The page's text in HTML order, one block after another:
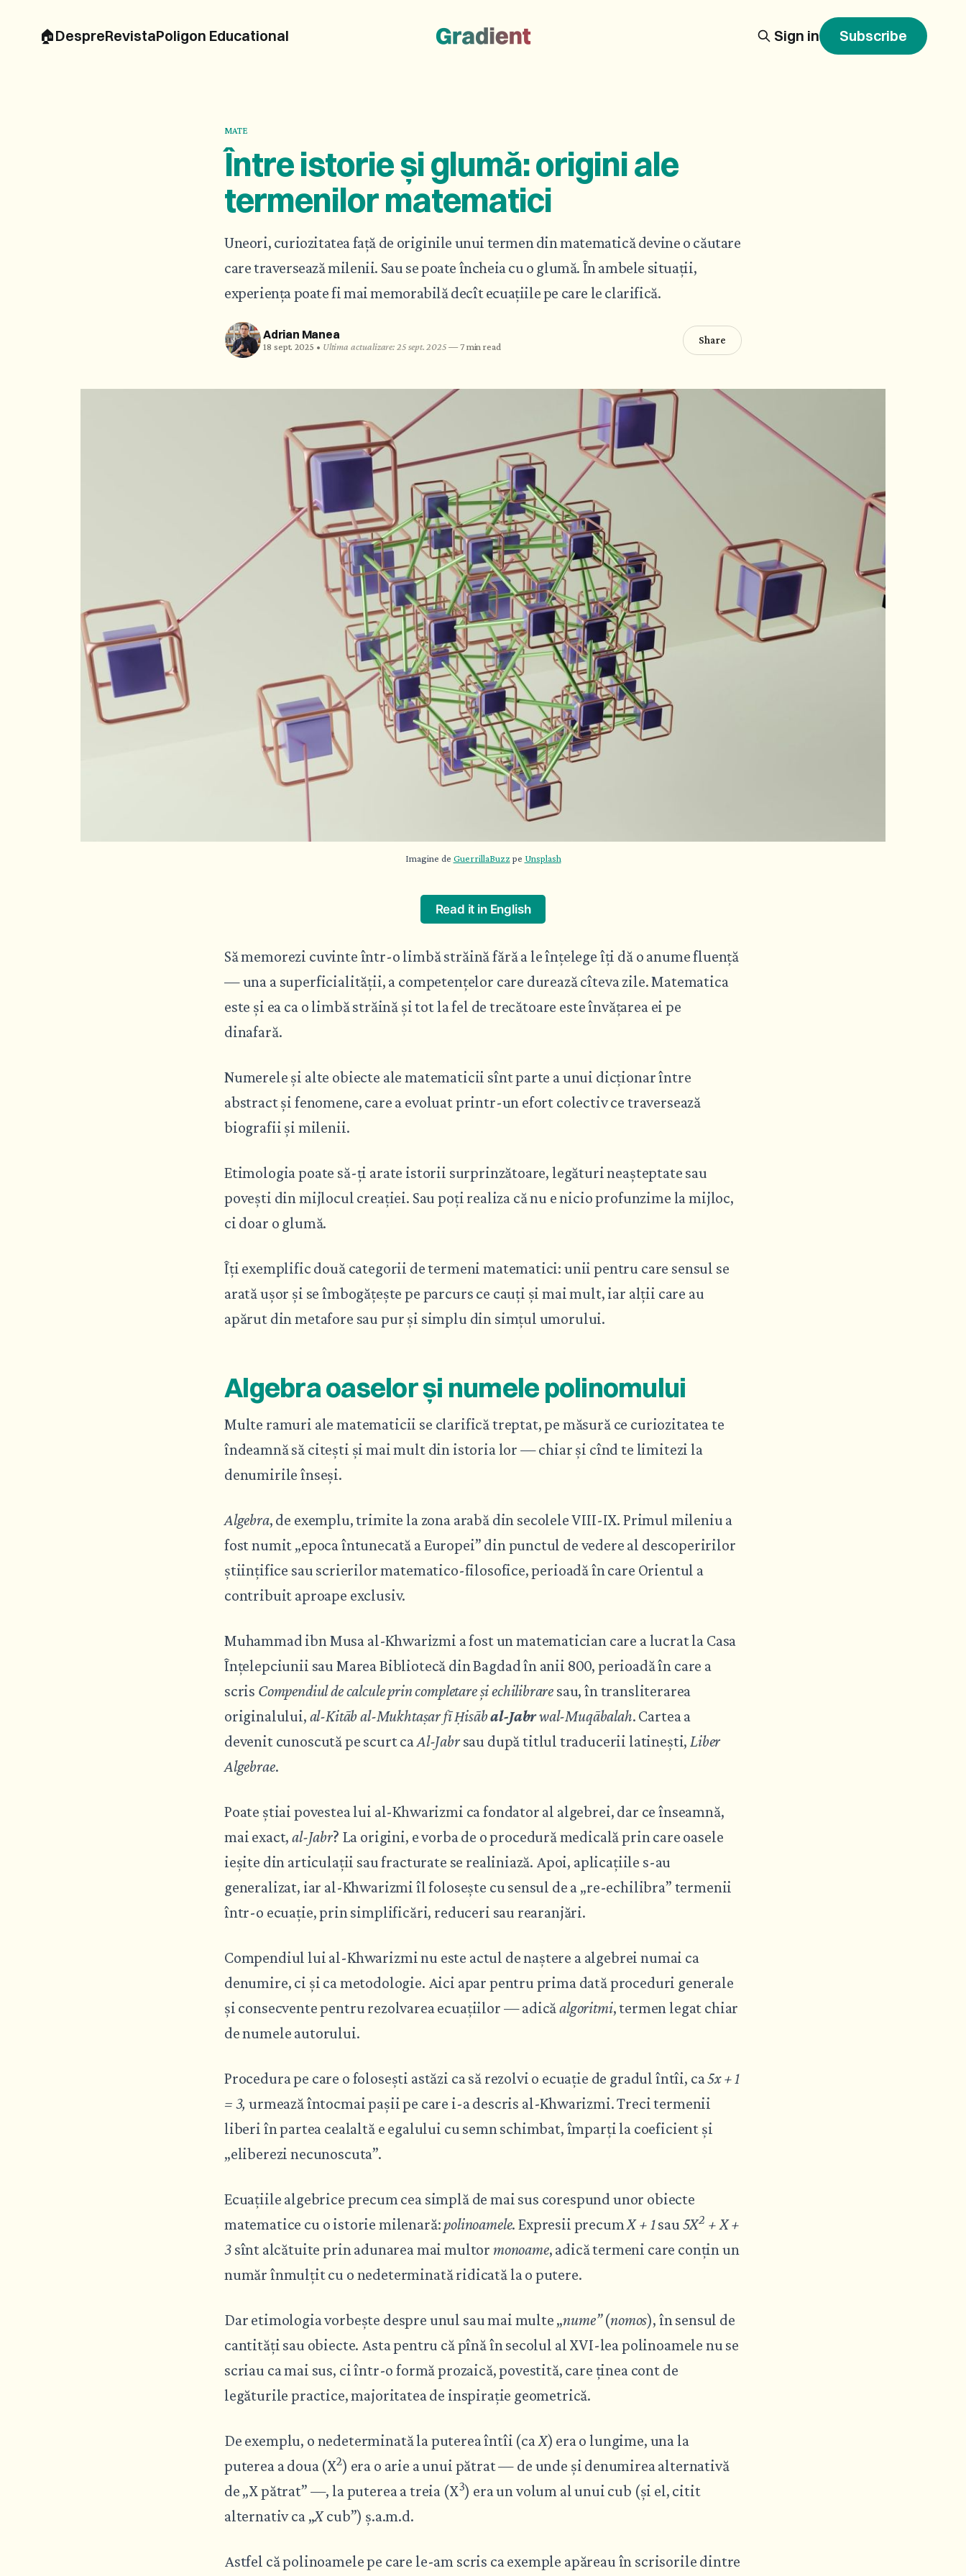
🏠DespreRevistaPoligon Educational Sign in Subscribe
MATE
Între istorie și glumă: origini ale
termenilor matematici
Uneori, curiozitatea față de originile unui termen din matematică devine o căutare
care traversează milenii. Sau se poate încheia cu o glumă. În ambele situații,
experiența poate fi mai memorabilă decît ecuațiile pe care le clarifică.
Adrian Manea
18 sept. 2025 • Ultima actualizare: 25 sept. 2025 —7 min read
Share
Imagine de GuerrillaBuzz pe Unsplash
Read it in English
Să memorezi cuvinte într-o limbă străină fără a le înțelege îți dă o anume fluență
— una a superficialității, a competențelor care durează cîteva zile. Matematica
este și ea ca o limbă străină și tot la fel de trecătoare este învățarea ei pe
dinafară.
Numerele și alte obiecte ale matematicii sînt parte a unui dicționar între
abstract și fenomene, care a evoluat printr-un efort colectiv ce traversează
biografii și milenii.
Etimologia poate să-ți arate istorii surprinzătoare, legături neașteptate sau
povești din mijlocul creației. Sau poți realiza că nu e nicio profunzime la mijloc,
ci doar o glumă.
Îți exemplific două categorii de termeni matematici: unii pentru care sensul se
arată ușor și se îmbogățește pe parcurs ce cauți și mai mult, iar alții care au
apărut din metafore sau pur și simplu din simțul umorului.
Algebra oaselor și numele polinomului
Multe ramuri ale matematicii se clarifică treptat, pe măsură ce curiozitatea te
îndeamnă să citești și mai mult din istoria lor — chiar și cînd te limitezi la
denumirile înseși.
Algebra, de exemplu, trimite la zona arabă din secolele VIII-IX. Primul mileniu a
fost numit „epoca întunecată a Europei” din punctul de vedere al descoperirilor
științifice sau scrierilor matematico-filosofice, perioadă în care Orientul a
contribuit aproape exclusiv.
Muhammad ibn Musa al-Khwarizmi a fost un matematician care a lucrat la Casa
Înțelepciunii sau Marea Bibliotecă din Bagdad în anii 800, perioadă în care a
scris Compendiul de calcule prin completare și echilibrare sau, în transliterarea
originalului, al-Kitāb al-Mukhtaṣar fī Ḥisābal-Jabrwal-Muqābalah. Cartea a
devenit cunoscută pe scurt caAl-Jabrsau după titlul traducerii latinești,Liber
Algebrae.
Poate știai povestea lui al-Khwarizmi ca fondator al algebrei, dar ce înseamnă,
mai exact,al-Jabr? La origini, e vorba de o procedură medicală prin care oasele
ieșite din articulații sau fracturate se realiniază. Apoi, aplicațiile s-au
generalizat, iar al-Khwarizmi îl folosește cu sensul de a „re-echilibra” termenii
într-o ecuație, prin simplificări, reduceri sau rearanjări.
Compendiul lui al-Khwarizmi nu este actul de naștere a algebrei numai ca
denumire, ci și ca metodologie. Aici apar pentru prima dată proceduri generale
și consecvente pentru rezolvarea ecuațiilor — adicăalgoritmi, termen legat chiar
de numele autorului.
Procedura pe care o folosești astăzi ca să rezolvi o ecuație de gradul întîi, ca5x + 1
= 3, urmează întocmai pașii pe care i-a descris al-Khwarizmi. Treci termenii
liberi în partea cealaltă e egalului cu semn schimbat, împarți la coeficient și
„eliberezi necunoscuta”.
Ecuațiile algebrice precum cea simplă de mai sus corespund unor obiecte
matematice cu o istorie milenară:polinoamele. Expresii precumX + 1sau 5X2 + X +
3sînt alcătuite prin adunarea mai multor monoame, adică termeni care conțin un
număr înmulțit cu o nedeterminată ridicată la o putere.
Dar etimologia vorbește despre unul sau mai multe „nume”(nomos), în sensul de
cantități sau obiecte. Asta pentru că pînă în secolul al XVI-lea polinoamele nu se
scriau ca mai sus, ci într-o formă prozaică, povestită, care ținea cont de
legăturile practice, majoritatea de inspirație geometrică.
De exemplu, o nedeterminată la puterea întîi (caX) era o lungime, una la
puterea a doua (X2) era o arie a unui pătrat — de unde și denumirea alternativă
de „X pătrat” —, la puterea a treia (X3) era un volum al unui cub (și el, citit
alternativ ca „Xcub”) ș.a.m.d.
Astfel că polinoamele pe care le-am scris ca exemple apăreau în scrisorile dintre